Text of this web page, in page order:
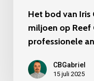
analyse
Het bod van Iris
miljoen op Reef
professionele
CBGabriel
15 juli 2025